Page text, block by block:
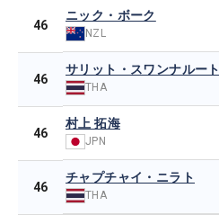
46
ニック・ボーク
NZL
46
サリット・スワンナルート
THA
46
村上 拓海
JPN
46
チャプチャイ・ニラト
THA